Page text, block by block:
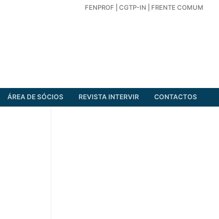
FENPROF CGTP-IN FRENTE COMUM
ÁREA DE SÓCIOS REVISTA INTERVIR CONTACTOS